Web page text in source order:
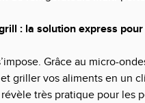
: la solution express
Grâce au micro-
griller vos aliments en un
très pratique pour les